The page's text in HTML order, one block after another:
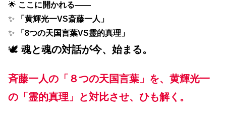
🌟 ここに開かれる――
✨
「黄輝光一VS斎藤一人」
✨
「8つの天国言葉VS霊的真理」
🕊 魂と魂の対話が今、始まる。
斉藤一人の「８つの天国言葉」を、黄輝光一
の「霊的真理」と対比させ、ひも解く。